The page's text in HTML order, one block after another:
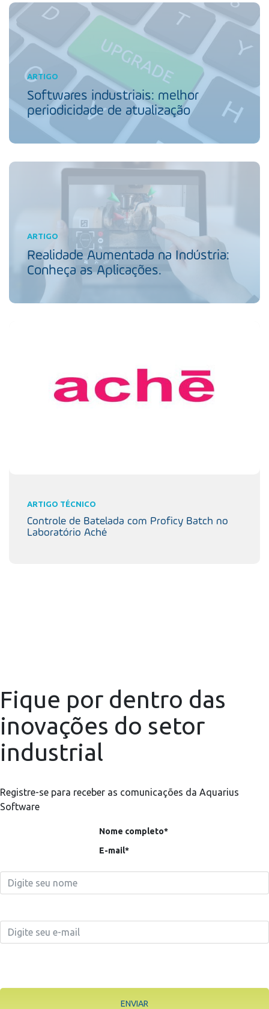
ARTIGO
Softwares industriais: melhor
periodicidade de atualização
ARTIGO
Realidade Aumentada na Indústria:
Conheça as Aplicações.
ARTIGO TÉCNICO
Controle de Batelada com Proficy Batch no
Laboratório Aché
Fique por dentro das
inovações do setor
industrial
Registre-se para receber as comunicações da Aquarius
Software
Nome completo*
E-mail*
ENVIAR